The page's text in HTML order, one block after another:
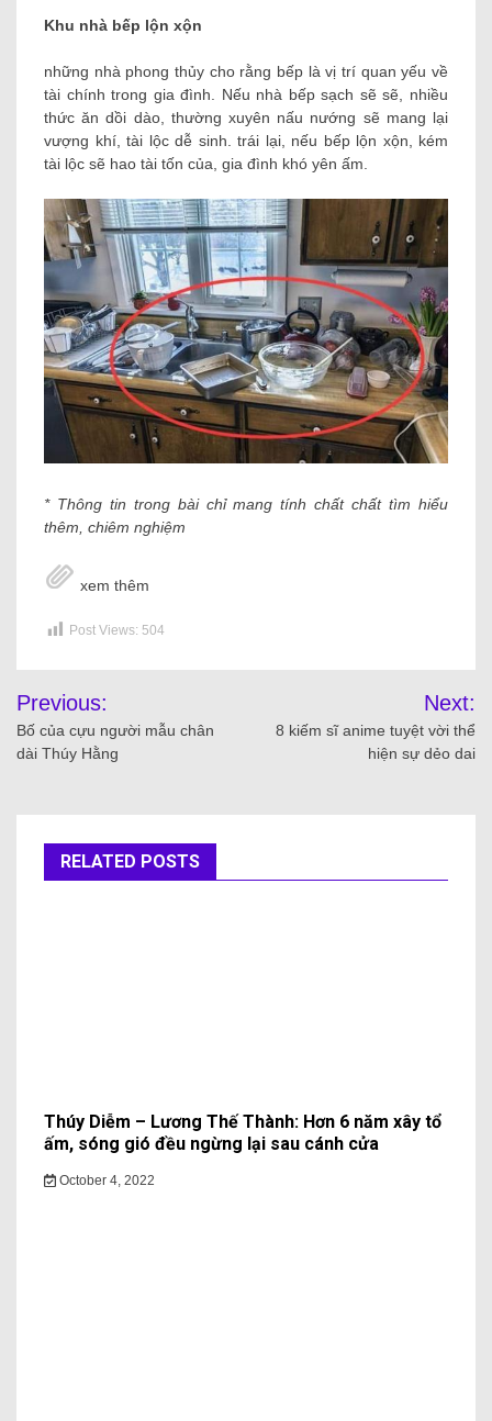
Khu nhà bếp lộn xộn
những nhà phong thủy cho rằng bếp là vị trí quan yếu về
tài chính trong gia đình. Nếu nhà bếp sạch sẽ sẽ, nhiều
thức ăn dồi dào, thường xuyên nấu nướng sẽ mang lại
vượng khí, tài lộc dễ sinh. trái lại, nếu bếp lộn xộn, kém
tài lộc sẽ hao tài tốn của, gia đình khó yên ấm.
* Thông tin trong bài chỉ mang tính chất chất tìm hiểu
thêm, chiêm nghiệm
xem thêm
Post Views: 504
Previous:
Bố của cựu người mẫu chân
dài Thúy Hằng
Next:
8 kiếm sĩ anime tuyệt vời thể
hiện sự dẻo dai
RELATED POSTS
Thúy Diễm – Lương Thế Thành: Hơn 6 năm xây tổ
ấm, sóng gió đều ngừng lại sau cánh cửa
October 4, 2022